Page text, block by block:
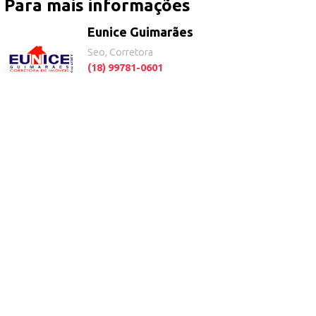
Para mais informações
Eunice Guimarães
Seo, Corretora
(18) 99781-0601